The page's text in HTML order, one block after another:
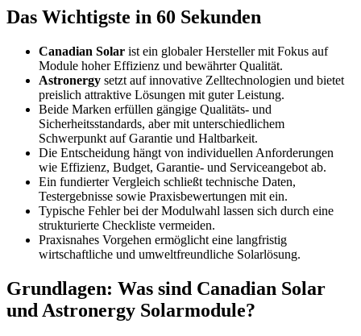
Das Wichtigste in 60 Sekunden
Canadian Solar ist ein globaler Hersteller mit Fokus auf
Module hoher Effizienz und bewährter Qualität.
Astronergy setzt auf innovative Zelltechnologien und bietet
preislich attraktive Lösungen mit guter Leistung.
Beide Marken erfüllen gängige Qualitäts- und
Sicherheitsstandards, aber mit unterschiedlichem
Schwerpunkt auf Garantie und Haltbarkeit.
Die Entscheidung hängt von individuellen Anforderungen
wie Effizienz, Budget, Garantie- und Serviceangebot ab.
Ein fundierter Vergleich schließt technische Daten,
Testergebnisse sowie Praxisbewertungen mit ein.
Typische Fehler bei der Modulwahl lassen sich durch eine
strukturierte Checkliste vermeiden.
Praxisnahes Vorgehen ermöglicht eine langfristig
wirtschaftliche und umweltfreundliche Solarlösung.
Grundlagen: Was sind Canadian Solar
und Astronergy Solarmodule?